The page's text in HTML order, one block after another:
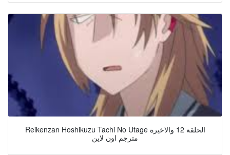
Reikenzan Hoshikuzu Tachi No Utage الحلقة 12 والاخيرة
مترجم اون لاين